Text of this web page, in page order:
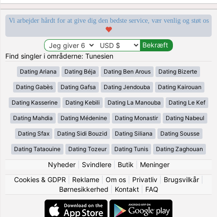
Vi arbejder hårdt for at give dig den bedste service, vær venlig og støt os
Find singler i områderne: Tunesien
Dating Ariana Dating Béja Dating Ben Arous Dating Bizerte
Dating Gabès Dating Gafsa Dating Jendouba Dating Kairouan
Dating Kasserine Dating Kebili Dating La Manouba Dating Le Kef
Dating Mahdia Dating Médenine Dating Monastir Dating Nabeul
Dating Sfax Dating Sidi Bouzid Dating Siliana Dating Sousse
Dating Tataouine Dating Tozeur Dating Tunis Dating Zaghouan
Nyheder| Svindlere| Butik
Meninger
Cookies & GDPR
Reklame| Om os| Privatliv| Brugsvilkår|
Børnesikkerhed
Kontakt| FAQ